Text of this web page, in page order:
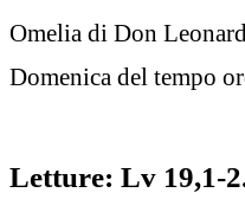
Omelia di Don
Domenica del tempo
Letture: Lv 19,1-